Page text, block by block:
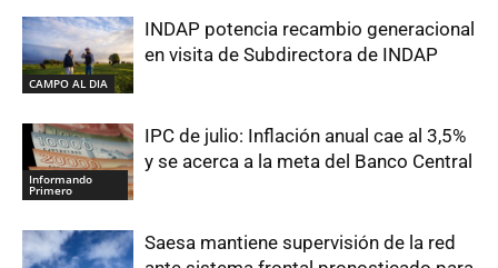
CAMPO AL DIA
INDAP potencia recambio generacional
en visita de Subdirectora de INDAP
Informando
Primero
IPC de julio: Inflación anual cae al 3,5%
y se acerca a la meta del Banco Central
Saesa mantiene supervisión de la red